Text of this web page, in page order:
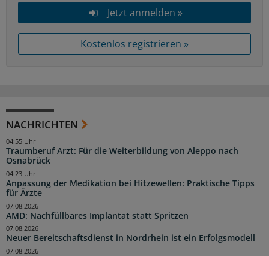
Jetzt anmelden »
Kostenlos registrieren »
NACHRICHTEN
Traumberuf Arzt: Für die Weiterbildung von Aleppo nach
Osnabrück
04:55 Uhr
Anpassung der Medikation bei Hitzewellen: Praktische Tipps
für Ärzte
04:23 Uhr
AMD: Nachfüllbares Implantat statt Spritzen
07.08.2026
Neuer Bereitschaftsdienst in Nordrhein ist ein Erfolgsmodell
07.08.2026
07.08.2026